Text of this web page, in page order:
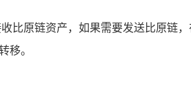
原链资产，如果需要发送比原链
移。